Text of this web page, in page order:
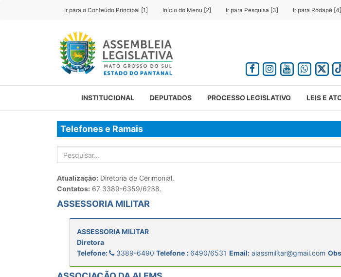
Ir para o Conteúdo Principal [1] Início do Menu [2] Ir para Pesquisa [3] Ir para Rodapé [4]
INSTITUCIONAL DEPUTADOS PROCESSO LEGISLATIVO LEIS E
Telefones e Ramais
Atualização: Diretoria de Cerimonial.
Contatos: 67 3389-6359/6238.
ASSESSORIA MILITAR
ASSESSORIA MILITAR
Diretora
Telefone:
3389-6490 Telefone : 6490/6531 Email: alassmilitar@gmail.com